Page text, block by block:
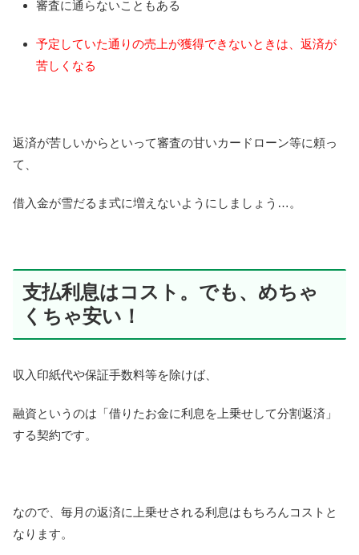
審査に通らないこともある
予定していた通りの売上が獲得できないときは、返済が
苦しくなる
返済が苦しいからといって審査の甘いカードローン等に頼っ
て、
借入金が雪だるま式に増えないようにしましょう…。
支払利息はコスト。でも、めちゃ
くちゃ安い！
収入印紙代や保証手数料等を除けば、
融資というのは「借りたお金に利息を上乗せして分割返済」
する契約です。
なので、毎月の返済に上乗せされる利息はもちろんコストと
なります。